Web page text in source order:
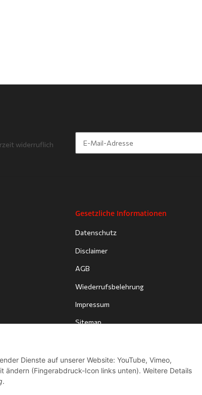
Dienste auf unserer Website: YouTube, Vimeo,
ändern (Fingerabdruck-Icon links unten). Weitere Details
.
widerruflich
Gesetzliche Informationen
Datenschutz
Disclaimer
AGB
Wiederrufsbelehrung
Impressum
Sitemap